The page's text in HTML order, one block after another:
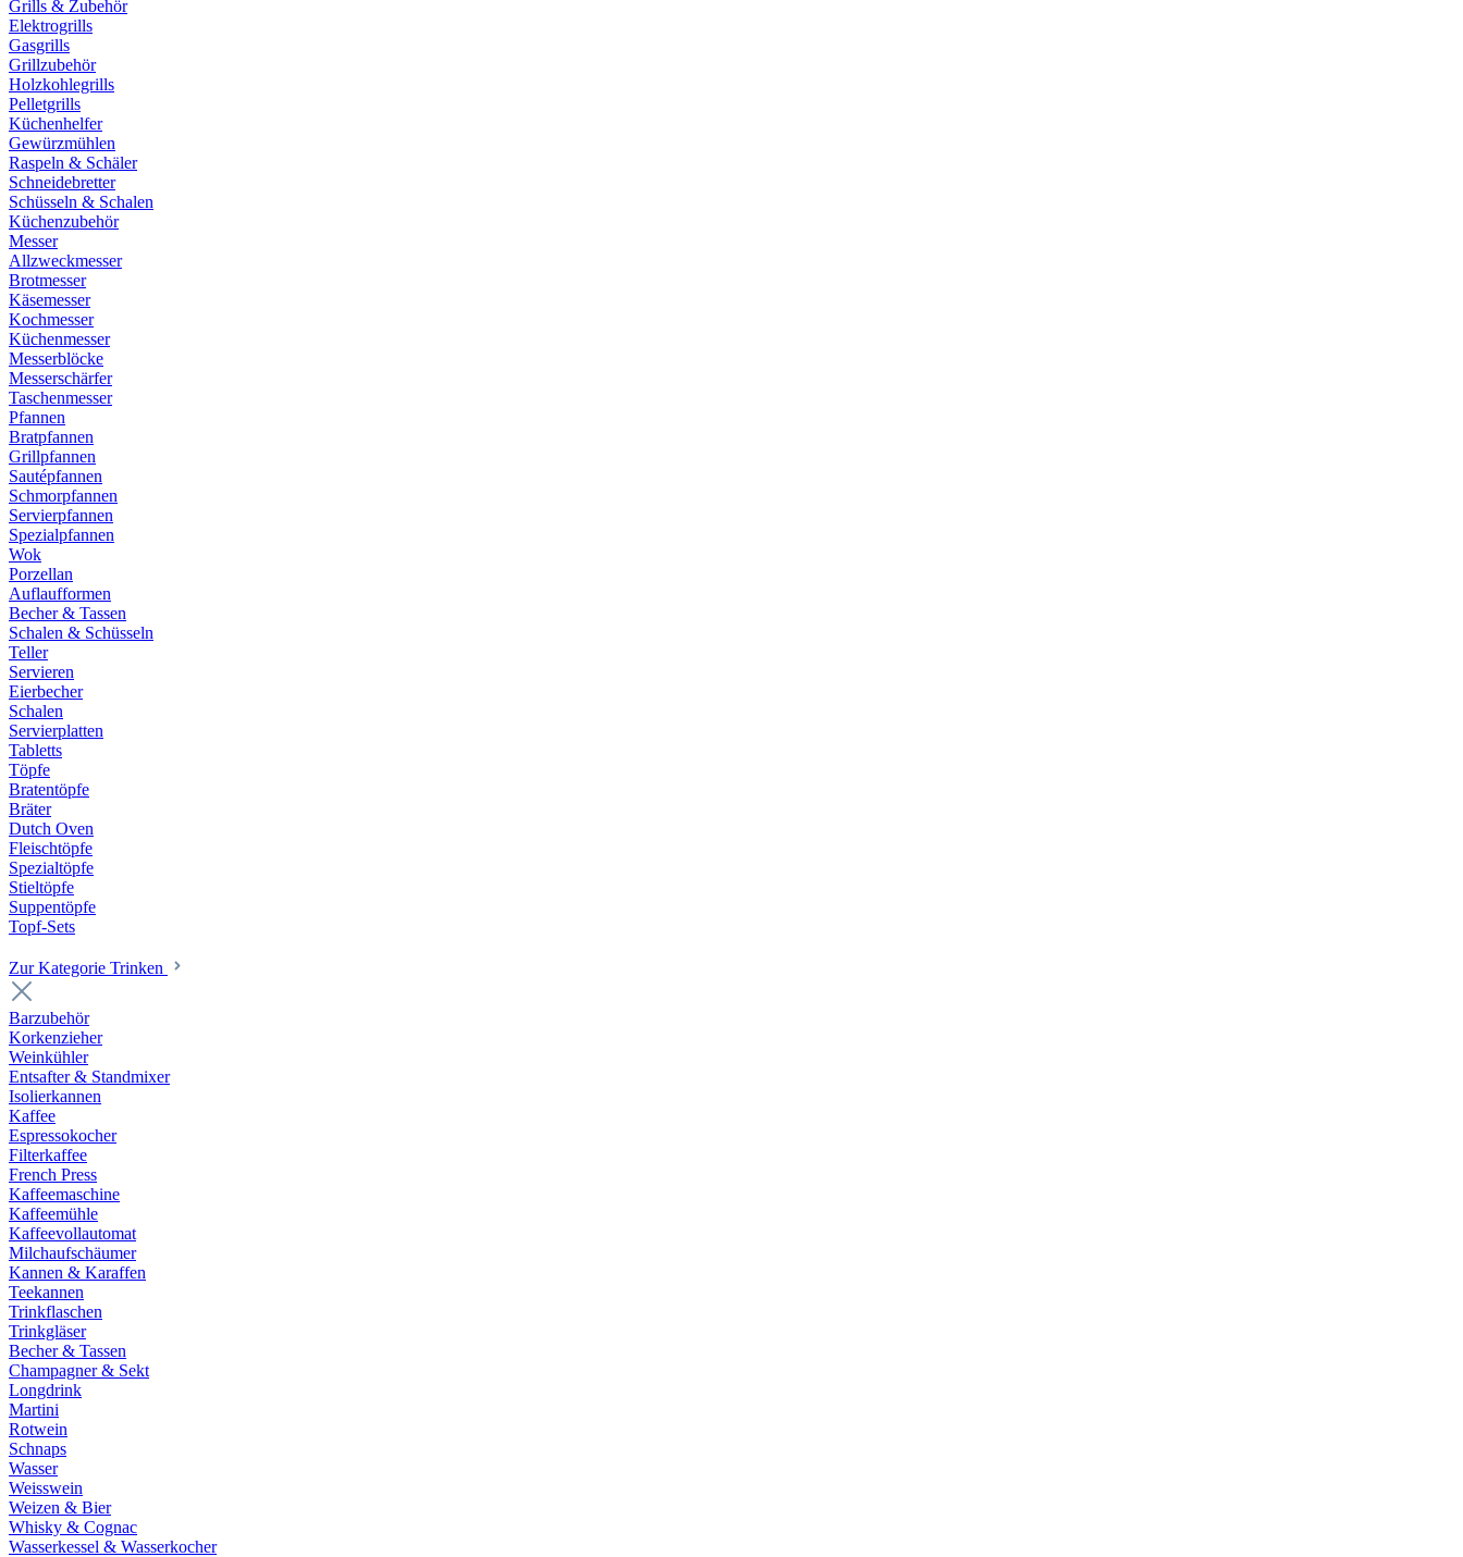
Grills & Zubehör
Elektrogrills
Gasgrills
Grillzubehör
Holzkohlegrills
Pelletgrills
Küchenhelfer
Gewürzmühlen
Raspeln & Schäler
Schneidebretter
Schüsseln & Schalen
Küchenzubehör
Messer
Allzweckmesser
Brotmesser
Käsemesser
Kochmesser
Küchenmesser
Messerblöcke
Messerschärfer
Taschenmesser
Pfannen
Bratpfannen
Grillpfannen
Sautépfannen
Schmorpfannen
Servierpfannen
Spezialpfannen
Wok
Porzellan
Auflaufformen
Becher & Tassen
Schalen & Schüsseln
Teller
Servieren
Eierbecher
Schalen
Servierplatten
Tabletts
Töpfe
Bratentöpfe
Bräter
Dutch Oven
Fleischtöpfe
Spezialtöpfe
Stieltöpfe
Suppentöpfe
Topf-Sets
Zur Kategorie Trinken
Barzubehör
Korkenzieher
Weinkühler
Entsafter & Standmixer
Isolierkannen
Kaffee
Espressokocher
Filterkaffee
French Press
Kaffeemaschine
Kaffeemühle
Kaffeevollautomat
Milchaufschäumer
Kannen & Karaffen
Teekannen
Trinkflaschen
Trinkgläser
Becher & Tassen
Champagner & Sekt
Longdrink
Martini
Rotwein
Schnaps
Wasser
Weisswein
Weizen & Bier
Whisky & Cognac
Wasserkessel & Wasserkocher